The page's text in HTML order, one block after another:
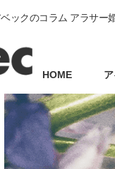
ックのコラム アラサー
HOME